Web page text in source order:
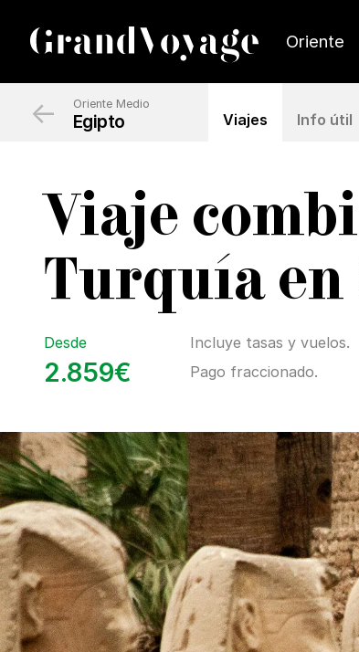
Oriente
Oriente Medio
Egipto Viajes Info útil
←
Viaje
Turquía en
Desde
2.859€
Incluye tasas y vuelos.
Pago fraccionado.